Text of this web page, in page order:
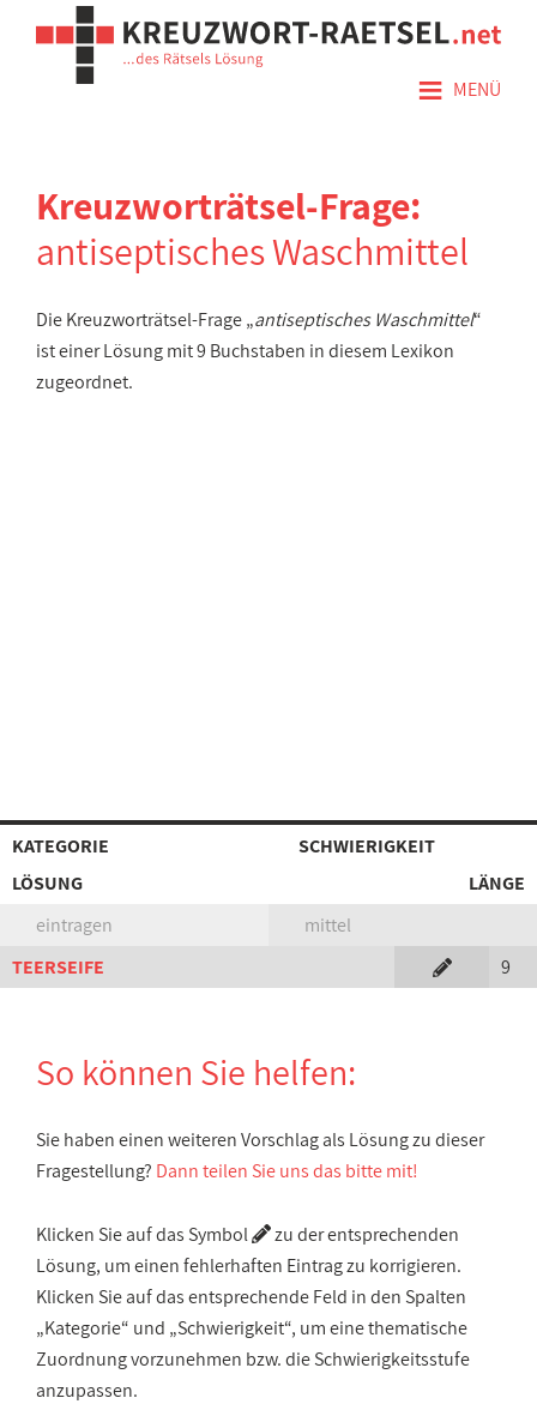
≡ MENÜ
Kreuzworträtsel-Frage:
antiseptisches Waschmittel
Die Kreuzworträtsel-Frage „antiseptisches Waschmittel“
ist einer Lösung mit 9 Buchstaben in diesem Lexikon
zugeordnet.
KATEGORIE
SCHWIERIGKEIT
LÖSUNG
LÄNGE
eintragen
mittel
TEERSEIFE
9
So können Sie helfen:
Sie haben einen weiteren Vorschlag als Lösung zu dieser
Fragestellung? Dann teilen Sie uns das bitte mit!
Klicken Sie auf das Symbol
zu der entsprechenden
Lösung, um einen fehlerhaften Eintrag zu korrigieren.
Klicken Sie auf das entsprechende Feld in den Spalten
„Kategorie“ und „Schwierigkeit“, um eine thematische
Zuordnung vorzunehmen bzw. die Schwierigkeitsstufe
anzupassen.